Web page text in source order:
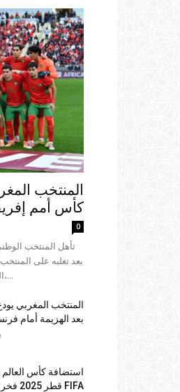
المنتخب
كأس أمم
0
تأهل المنتخب
بعد تغلبه على
المهائي الذي امتد إلى الأشواط الإضافية،...
المنتخب المغربي
بعد الهزيمة أمام
FIFA قطر 2025 فخر للعرب